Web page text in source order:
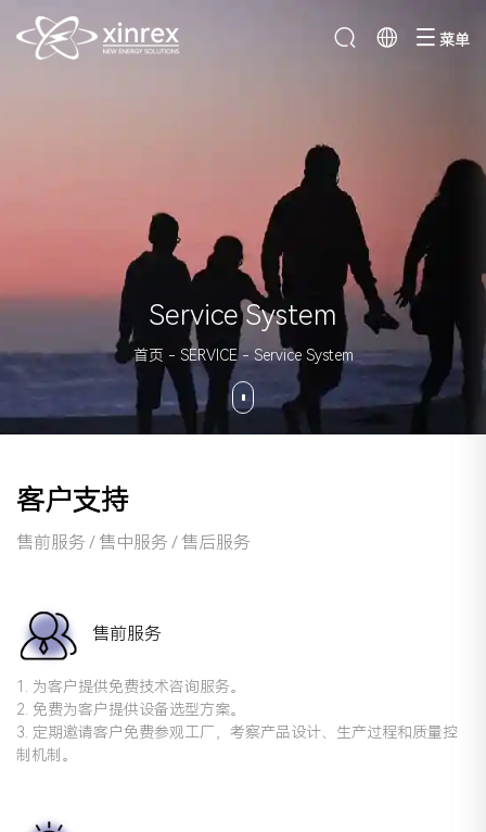
菜单
Service System
首页 - SERVICE- Service System
客户支持
售前服务 / 售中服务 / 售后服务
售前服务
1. 为客户提供免费技术咨询服务。
2. 免费为客户提供设备选型方案。
3. 定期邀请客户免费参观工厂，考察产品设计、生产过程和质量控
制机制。